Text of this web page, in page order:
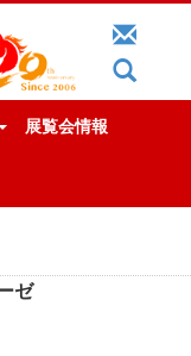
展覧会情報
ゼ